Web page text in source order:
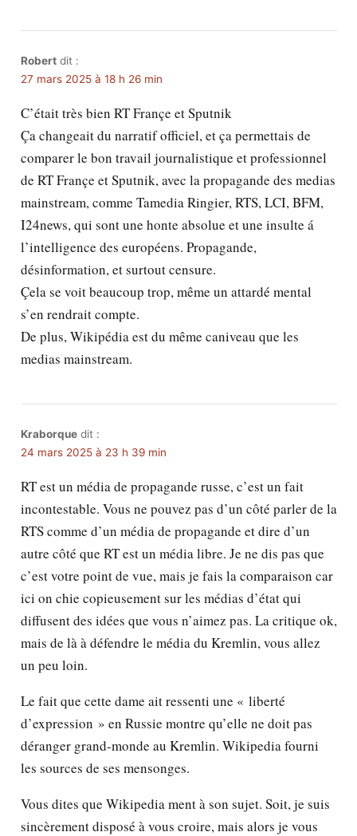
Robert dit :
27 mars 2025 à 18 h 26 min
C’était très bien RT Françe et Sputnik
Ça changeait du narratif officiel, et ça permettais de
comparer le bon travail journalistique et professionnel
de RT Françe et Sputnik, avec la propagande des medias
mainstream, comme Tamedia Ringier, RTS, LCI, BFM,
I24news, qui sont une honte absolue et une insulte á
l’intelligence des européens. Propagande,
désinformation, et surtout censure.
Çela se voit beaucoup trop, même un attardé mental
s’en rendrait compte.
De plus, Wikipédia est du même caniveau que les
medias mainstream.
Kraborque dit :
24 mars 2025 à 23 h 39 min
RT est un média de propagande russe, c’est un fait
incontestable. Vous ne pouvez pas d’un côté parler de la
RTS comme d’un média de propagande et dire d’un
autre côté que RT est un média libre. Je ne dis pas que
c’est votre point de vue, mais je fais la comparaison car
ici on chie copieusement sur les médias d’état qui
diffusent des idées que vous n’aimez pas. La critique ok,
mais de là à défendre le média du Kremlin, vous allez
un peu loin.
Le fait que cette dame ait ressenti une « liberté
d’expression » en Russie montre qu’elle ne doit pas
déranger grand-monde au Kremlin. Wikipedia fourni
les sources de ses mensonges.
Vous dites que Wikipedia ment à son sujet. Soit, je suis
sincèrement disposé à vous croire, mais alors je vous